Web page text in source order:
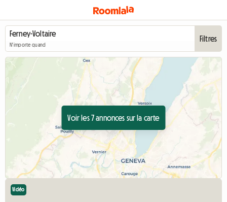
N'importe quand
Filtres
Voir les 7 annonces sur la carte
Vidéo